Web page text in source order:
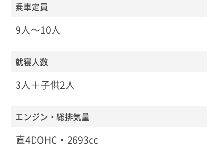
乗車定員
9人〜10人
就寝人数
3人＋子供2人
エンジン・総排気量
直4DOHC・2693cc